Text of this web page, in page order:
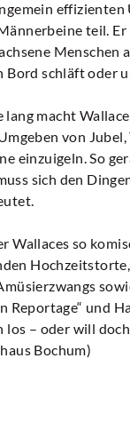
teil.
Menschen
Bord schläft oder
lang macht
von
einzuigeln. So
sich den
Wallaces so
Reportage“ und
los – oder will
Bochum)